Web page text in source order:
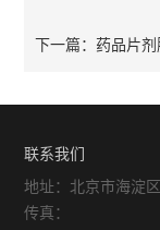
下一篇： 药品片
联系我们
地址：北京市海淀
传真：